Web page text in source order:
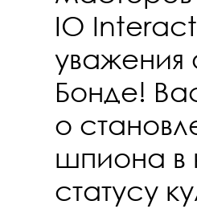
IO
Бонде!
о
шпиона в
статусу